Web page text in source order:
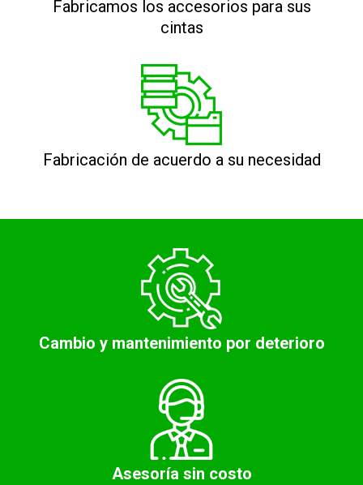
Fabricamos los accesorios para sus
cintas
Fabricación de acuerdo a su necesidad
Cambio y mantenimiento por deterioro
Asesoría sin costo